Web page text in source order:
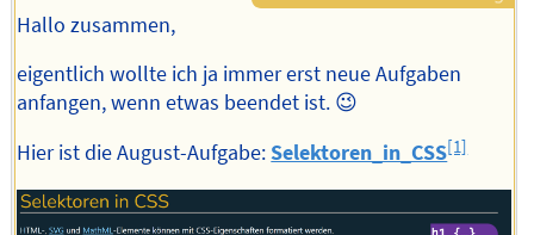
Hallo zusammen,
eigentlich wollte ich ja immer erst neue Aufgaben
anfangen, wenn etwas beendet ist. 😉
Hier ist die August-Aufgabe:Selektoren_in_CSS[1]